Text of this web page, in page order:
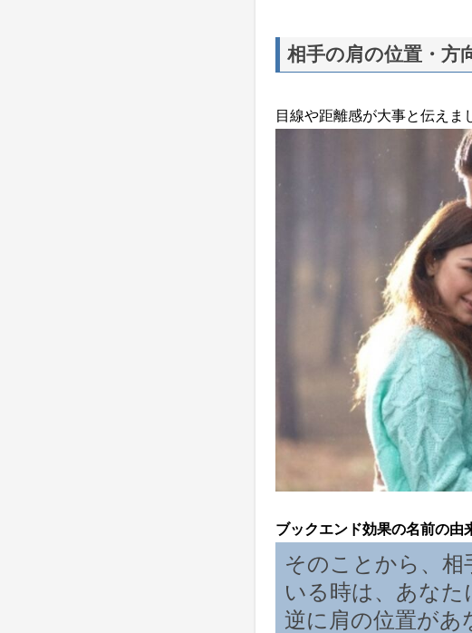
相手の肩の位置・方
目線や距離感が大事と伝えま
ブックエンド効果の名前の由
そのことから、相
いる時は、あなた
逆に肩の位置があ